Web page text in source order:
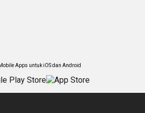
Apps untuk iOS dan Android